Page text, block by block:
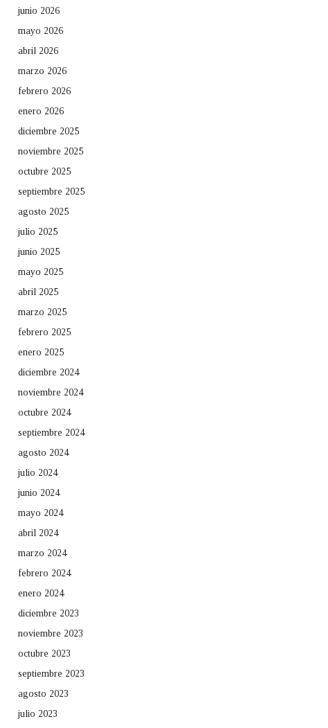
junio 2026
mayo 2026
abril 2026
marzo 2026
febrero 2026
enero 2026
diciembre 2025
noviembre 2025
octubre 2025
septiembre 2025
agosto 2025
julio 2025
junio 2025
mayo 2025
abril 2025
marzo 2025
febrero 2025
enero 2025
diciembre 2024
noviembre 2024
octubre 2024
septiembre 2024
agosto 2024
julio 2024
junio 2024
mayo 2024
abril 2024
marzo 2024
febrero 2024
enero 2024
diciembre 2023
noviembre 2023
octubre 2023
septiembre 2023
agosto 2023
julio 2023